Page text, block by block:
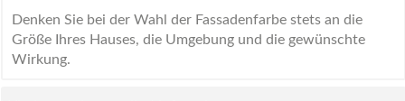
Denken Sie bei der Wahl der Fassadenfarbe stets an die
Größe Ihres Hauses, die Umgebung und die gewünschte
Wirkung.